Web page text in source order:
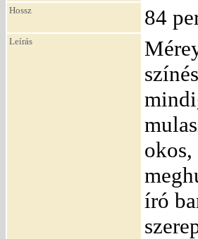
Hossz 84
Leírás
író